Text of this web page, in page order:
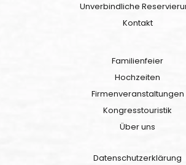
Unverbindliche
Kontakt
Familienfeier
Hochzeiten
Firmenveranstaltungen
Kongresstouristik
Über uns
Datenschutzerklärung